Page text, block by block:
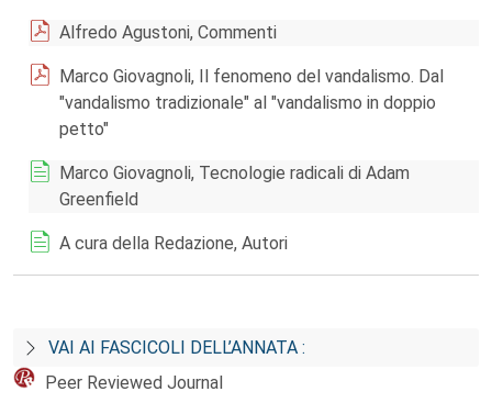
Alfredo Agustoni, Commenti
Marco Giovagnoli, Il fenomeno del vandalismo. Dal
"vandalismo tradizionale" al "vandalismo in doppio
petto"
Marco Giovagnoli, Tecnologie radicali di Adam
Greenfield
A cura della Redazione, Autori
VAI AI FASCICOLI DELL’ANNATA :
Peer Reviewed Journal